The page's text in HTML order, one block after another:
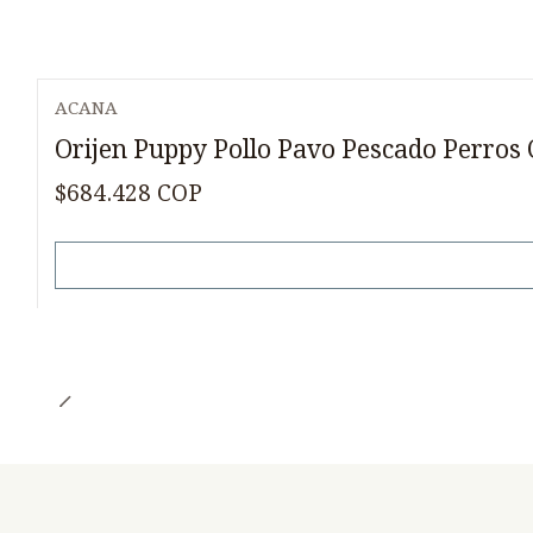
ACANA
Orijen Puppy Pollo Pavo Pescado Perros
$684.428 COP